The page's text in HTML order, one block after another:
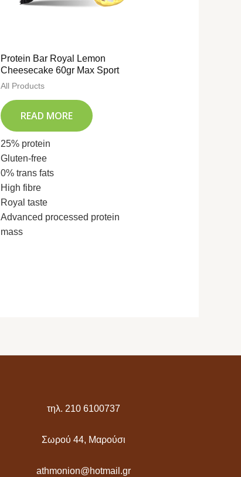
Protein Bar Royal Lemon
Cheesecake 60gr Max Sport
All Products
READ MORE
25% protein
Gluten-free
0% trans fats
High fibre
Royal taste
Advanced processed protein
mass
τηλ. 210 6100737
Σωρού 44, Μαρούσι
athmonion@hotmail.gr